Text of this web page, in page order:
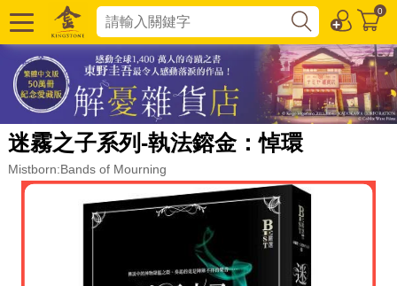
0
迷霧之子系列-執法鎔金：悼環
Mistborn:Bands of Mourning